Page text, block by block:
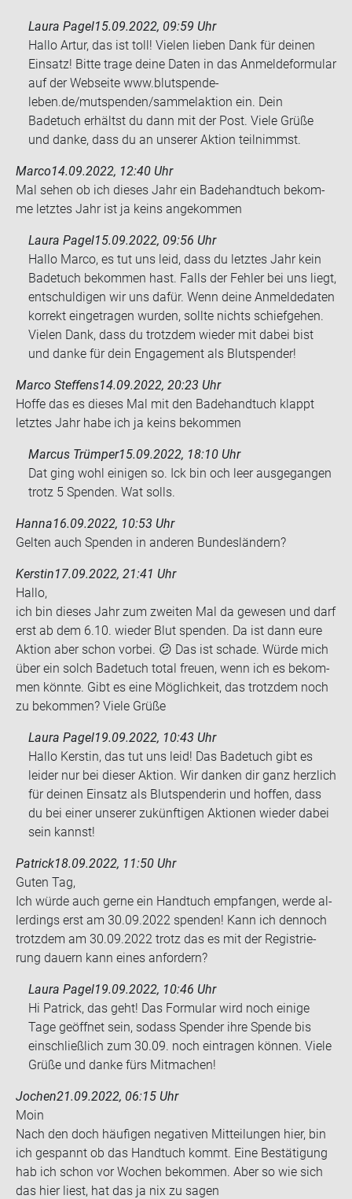
Laura Pagel15.09.2022, 09:59 Uhr
Hallo Artur, das ist toll! Vielen lieben Dank für deinen
Einsatz! Bitte trage deine Daten in das Anmeldeformular
auf der Webseite www.blutspende-
leben.de/mutspenden/sammelaktion ein. Dein
Badetuch erhältst du dann mit der Post. Viele Grüße
und danke, dass du an unserer Aktion teilnimmst.
Marco14.09.2022, 12:40 Uhr
Mal sehen ob ich die­ses Jahr ein Ba­de­hand­tuch be­kom­
me letz­tes Jahr ist ja keins an­ge­kom­men
Laura Pagel15.09.2022, 09:56 Uhr
Hallo Marco, es tut uns leid, dass du letztes Jahr kein
Badetuch bekommen hast. Falls der Fehler bei uns liegt,
entschuldigen wir uns dafür. Wenn deine Anmeldedaten
korrekt eingetragen wurden, sollte nichts schiefgehen.
Vielen Dank, dass du trotzdem wieder mit dabei bist
und danke für dein Engagement als Blutspender!
Marco Steffens14.09.2022, 20:23 Uhr
Hoffe das es die­ses Mal mit den Ba­de­hand­tuch klappt
letz­tes Jahr habe ich ja keins be­kom­men
Marcus Trümper15.09.2022, 18:10 Uhr
Dat ging wohl ei­ni­gen so. Ick bin och leer aus­ge­gan­gen
trotz 5 Spen­den. Wat solls.
Hanna16.09.2022, 10:53 Uhr
Gel­ten auch Spen­den in an­de­ren Bun­des­län­dern?
Kerstin17.09.2022, 21:41 Uhr
Hallo,
ich bin die­ses Jahr zum zwei­ten Mal da ge­we­sen und darf
erst ab dem 6.10. wie­der Blut spen­den. Da ist dann eure
Ak­ti­on aber schon vor­bei. 😕 Das ist scha­de. Würde mich
über ein solch Ba­de­tuch total freu­en, wenn ich es be­kom­
men könn­te. Gibt es eine Mög­lich­keit, das trotz­dem noch
zu be­kom­men? Viele Grüße
Laura Pagel19.09.2022, 10:43 Uhr
Hallo Kerstin, das tut uns leid! Das Badetuch gibt es
leider nur bei dieser Aktion. Wir danken dir ganz herzlich
für deinen Einsatz als Blutspenderin und hoffen, dass
du bei einer unserer zukünftigen Aktionen wieder dabei
sein kannst!
Patrick18.09.2022, 11:50 Uhr
Guten Tag,
Ich würde auch gerne ein Hand­tuch emp­fan­gen, werde al­
ler­dings erst am 30.09.2022 spen­den! Kann ich den­noch
trotz­dem am 30.09.2022 trotz das es mit der Re­gis­trie­
rung dau­ern kann eines an­for­dern?
Laura Pagel19.09.2022, 10:46 Uhr
Hi Patrick, das geht! Das Formular wird noch einige
Tage geöffnet sein, sodass Spender ihre Spende bis
einschließlich zum 30.09. noch eintragen können. Viele
Grüße und danke fürs Mitmachen!
Jochen21.09.2022, 06:15 Uhr
Moin
Nach den doch häu­fi­gen ne­ga­ti­ven Mit­tei­lun­gen hier, bin
ich ge­spannt ob das Hand­tuch kommt. Eine Be­stä­ti­gung
hab ich schon vor Wo­chen be­kom­men. Aber so wie sich
das hier liest, hat das ja nix zu sagen